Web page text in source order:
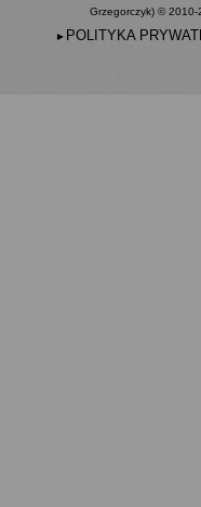
Grzegorczyk) ©
► POLITYKA